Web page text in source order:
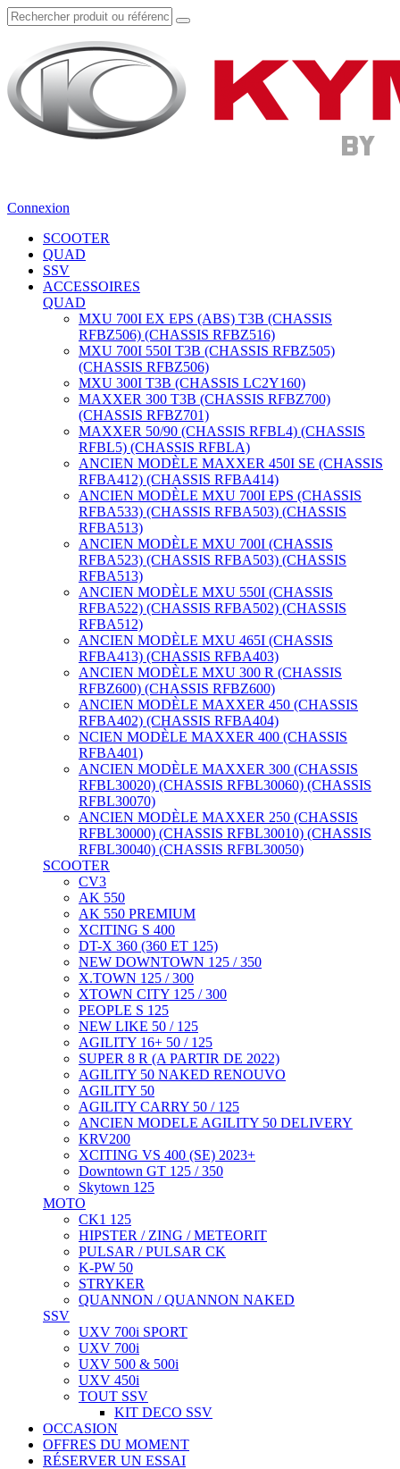
Connexion
SCOOTER
QUAD
SSV
ACCESSOIRES
QUAD
MXU 700I EX EPS (ABS) T3B (CHASSIS
RFBZ506) (CHASSIS RFBZ516)
MXU 700I 550I T3B (CHASSIS RFBZ505)
(CHASSIS RFBZ506)
MXU 300I T3B (CHASSIS LC2Y160)
MAXXER 300 T3B (CHASSIS RFBZ700)
(CHASSIS RFBZ701)
MAXXER 50/90 (CHASSIS RFBL4) (CHASSIS
RFBL5) (CHASSIS RFBLA)
ANCIEN MODÈLE MAXXER 450I SE (CHASSIS
RFBA412) (CHASSIS RFBA414)
ANCIEN MODÈLE MXU 700I EPS (CHASSIS
RFBA533) (CHASSIS RFBA503) (CHASSIS
RFBA513)
ANCIEN MODÈLE MXU 700I (CHASSIS
RFBA523) (CHASSIS RFBA503) (CHASSIS
RFBA513)
ANCIEN MODÈLE MXU 550I (CHASSIS
RFBA522) (CHASSIS RFBA502) (CHASSIS
RFBA512)
ANCIEN MODÈLE MXU 465I (CHASSIS
RFBA413) (CHASSIS RFBA403)
ANCIEN MODÈLE MXU 300 R (CHASSIS
RFBZ600) (CHASSIS RFBZ600)
ANCIEN MODÈLE MAXXER 450 (CHASSIS
RFBA402) (CHASSIS RFBA404)
NCIEN MODÈLE MAXXER 400 (CHASSIS
RFBA401)
ANCIEN MODÈLE MAXXER 300 (CHASSIS
RFBL30020) (CHASSIS RFBL30060) (CHASSIS
RFBL30070)
ANCIEN MODÈLE MAXXER 250 (CHASSIS
RFBL30000) (CHASSIS RFBL30010) (CHASSIS
RFBL30040) (CHASSIS RFBL30050)
SCOOTER
CV3
AK 550
AK 550 PREMIUM
XCITING S 400
DT-X 360 (360 ET 125)
NEW DOWNTOWN 125 / 350
X.TOWN 125 / 300
XTOWN CITY 125 / 300
PEOPLE S 125
NEW LIKE 50 / 125
AGILITY 16+ 50 / 125
SUPER 8 R (A PARTIR DE 2022)
AGILITY 50 NAKED RENOUVO
AGILITY 50
AGILITY CARRY 50 / 125
ANCIEN MODELE AGILITY 50 DELIVERY
KRV200
XCITING VS 400 (SE) 2023+
Downtown GT 125 / 350
Skytown 125
MOTO
CK1 125
HIPSTER / ZING / METEORIT
PULSAR / PULSAR CK
K-PW 50
STRYKER
QUANNON / QUANNON NAKED
SSV
UXV 700i SPORT
UXV 700i
UXV 500 & 500i
UXV 450i
TOUT SSV
KIT DECO SSV
OCCASION
OFFRES DU MOMENT
RÉSERVER UN ESSAI